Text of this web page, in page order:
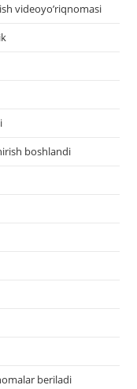
videoyo’riqnomasi
boshlandi
beriladi